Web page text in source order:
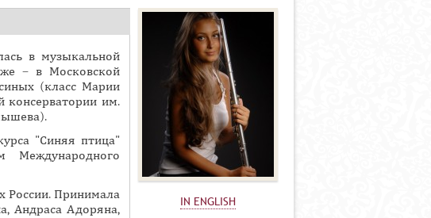
в музыкальной
– в Московской
(класс Марии
консерватории им.
"Синяя птица"
России. Принимала
Андраса Адоряна,
IN ENGLISH